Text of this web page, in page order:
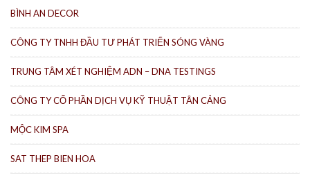
BÌNH AN DECOR
CÔNG TY TNHH ĐẦU TƯ PHÁT TRIỂN SÓNG VÀNG
TRUNG TÂM XÉT NGHIỆM ADN – DNA TESTINGS
CÔNG TY CỔ PHẦN DỊCH VỤ KỸ THUẬT TÂN CẢNG
MỘC KIM SPA
SAT THEP BIEN HOA